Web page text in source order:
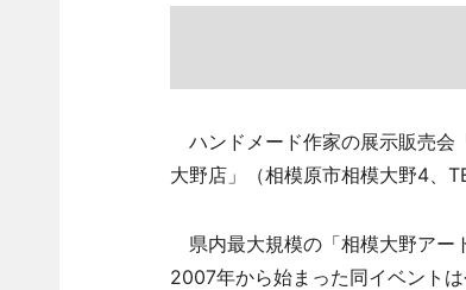
ハンドメード作家の展示販売会
大野店」（相模原市相模大野4、
県内最大規模の「相模大野アー
2007年から始まった同イベント